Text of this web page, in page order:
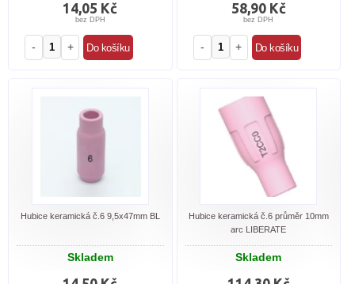
14,05 Kč
bez DPH
- +
58,90 Kč
bez DPH
- +
Hubice keramická č.6 9,5x47mm BL
Skladem
Hubice keramická č.6 průměr 10mm
arc LIBERATE
Skladem